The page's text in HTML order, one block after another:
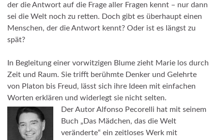
der die Antwort auf die Frage aller Fragen kennt – nur dann
sei die Welt noch zu retten. Doch gibt es überhaupt einen
Menschen, der die Antwort kennt? Oder ist es längst zu
spät?
In Begleitung einer vorwitzigen Blume zieht Marie los durch
Zeit und Raum. Sie trifft berühmte Denker und Gelehrte
von Platon bis Freud, lässt sich ihre Ideen mit einfachen
Worten erklären und widerlegt sie nicht selten.
Der Autor Alfonso Pecorelli hat mit seinem
Buch „Das Mädchen, das die Welt
veränderte“ ein zeitloses Werk mit